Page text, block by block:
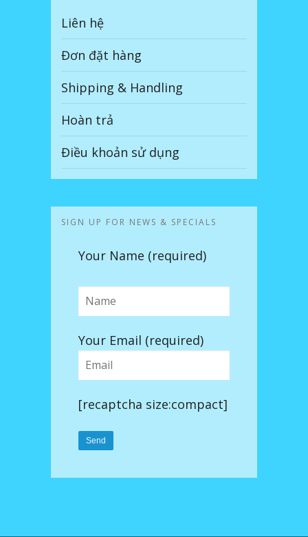
Liên hệ
Đơn đặt hàng
Shipping & Handling
Hoàn trả
Điều khoản sử dụng
SIGN UP FOR NEWS & SPECIALS
Your Name (required)
Your Email (required)
[recaptcha size:compact]